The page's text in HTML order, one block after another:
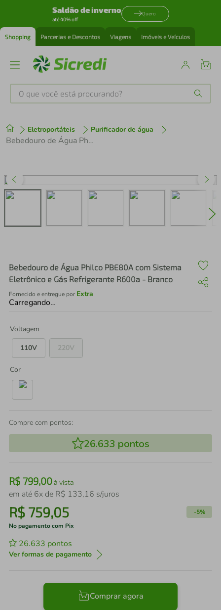
Saldão de inverno
até 40% off
Quero
Shopping Parcerias e Descontos Viagens Imóveis e Veículos
O que você está procurando?
Eletroportáteis Purificador de água
Bebedouro de Água Philco PBE80A com Sistema Eletrônico e Gás Refrigerante R600a - Branco
Bebedouro de Água Philco PBE80A com Sistema
Eletrônico e Gás Refrigerante R600a - Branco
Fornecido e entregue por Extra
Carregando…
Voltagem
110V
220V
Cor
Compre com pontos:
26.633 pontos
R$ 799,00à vista
em até 6x de R$ 133,16 s/juros
R$ 759,05 -5%
No pagamento com Pix
26.633 pontos
Ver formas de pagamento
Comprar agora
1º tenis
perfume